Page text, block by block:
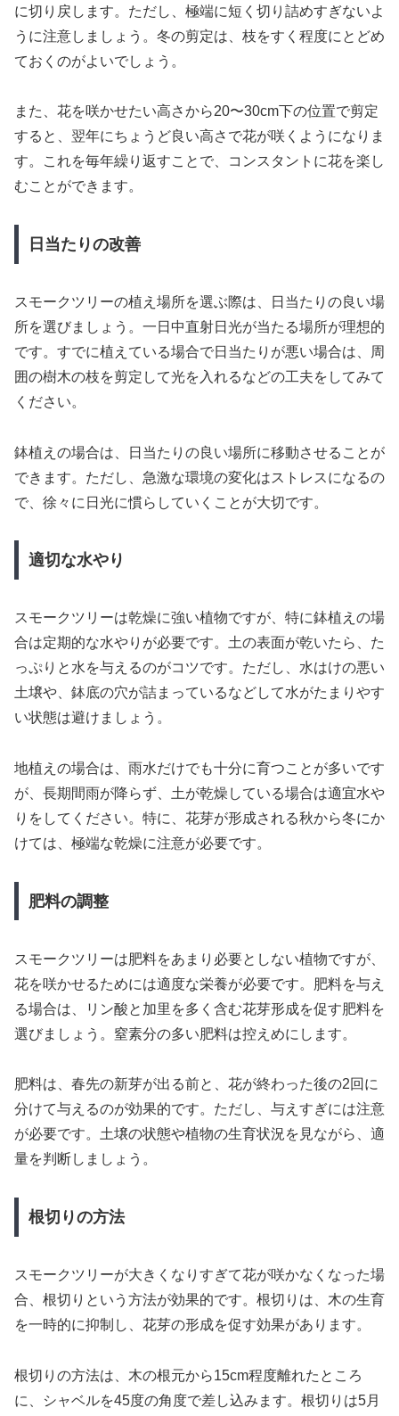
に切り戻します。ただし、極端に短く切り詰めすぎないよ
うに注意しましょう。冬の剪定は、枝をすく程度にとどめ
ておくのがよいでしょう。
また、花を咲かせたい高さから20〜30cm下の位置で剪定
すると、翌年にちょうど良い高さで花が咲くようになりま
す。これを毎年繰り返すことで、コンスタントに花を楽し
むことができます。
日当たりの改善
スモークツリーの植え場所を選ぶ際は、日当たりの良い場
所を選びましょう。一日中直射日光が当たる場所が理想的
です。すでに植えている場合で日当たりが悪い場合は、周
囲の樹木の枝を剪定して光を入れるなどの工夫をしてみて
ください。
鉢植えの場合は、日当たりの良い場所に移動させることが
できます。ただし、急激な環境の変化はストレスになるの
で、徐々に日光に慣らしていくことが大切です。
適切な水やり
スモークツリーは乾燥に強い植物ですが、特に鉢植えの場
合は定期的な水やりが必要です。土の表面が乾いたら、た
っぷりと水を与えるのがコツです。ただし、水はけの悪い
土壌や、鉢底の穴が詰まっているなどして水がたまりやす
い状態は避けましょう。
地植えの場合は、雨水だけでも十分に育つことが多いです
が、長期間雨が降らず、土が乾燥している場合は適宜水や
りをしてください。特に、花芽が形成される秋から冬にか
けては、極端な乾燥に注意が必要です。
肥料の調整
スモークツリーは肥料をあまり必要としない植物ですが、
花を咲かせるためには適度な栄養が必要です。肥料を与え
る場合は、リン酸と加里を多く含む花芽形成を促す肥料を
選びましょう。窒素分の多い肥料は控えめにします。
肥料は、春先の新芽が出る前と、花が終わった後の2回に
分けて与えるのが効果的です。ただし、与えすぎには注意
が必要です。土壌の状態や植物の生育状況を見ながら、適
量を判断しましょう。
根切りの方法
スモークツリーが大きくなりすぎて花が咲かなくなった場
合、根切りという方法が効果的です。根切りは、木の生育
を一時的に抑制し、花芽の形成を促す効果があります。
根切りの方法は、木の根元から15cm程度離れたところ
に、シャベルを45度の角度で差し込みます。根切りは5月